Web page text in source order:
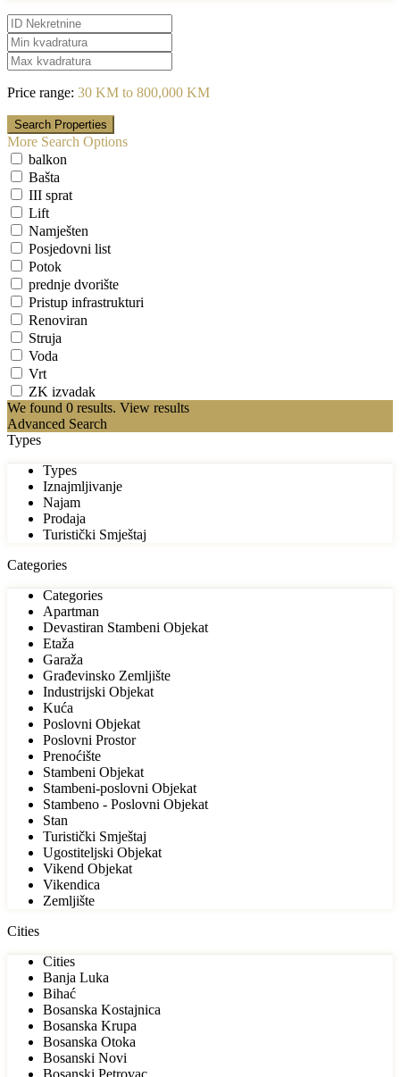
Price range: 30 KM to 800,000 KM
More Search Options
balkon
Bašta
III sprat
Lift
Namješten
Posjedovni list
Potok
prednje dvorište
Pristup infrastrukturi
Renoviran
Struja
Voda
Vrt
ZK izvadak
We found 0 results. View results
Advanced Search
Types
Types
Iznajmljivanje
Najam
Prodaja
Turistički Smještaj
Categories
Categories
Apartman
Devastiran Stambeni Objekat
Etaža
Garaža
Građevinsko Zemljište
Industrijski Objekat
Kuća
Poslovni Objekat
Poslovni Prostor
Prenoćište
Stambeni Objekat
Stambeni-poslovni Objekat
Stambeno - Poslovni Objekat
Stan
Turistički Smještaj
Ugostiteljski Objekat
Vikend Objekat
Vikendica
Zemljište
Cities
Cities
Banja Luka
Bihać
Bosanska Kostajnica
Bosanska Krupa
Bosanska Otoka
Bosanski Novi
Bosanski Petrovac